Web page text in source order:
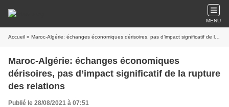
MENU
Accueil » Maroc-Algérie: échanges économiques dérisoires, pas d’impact significatif de la rupture des relations
Maroc-Algérie: échanges économiques
dérisoires, pas d’impact significatif de la rupture
des relations
Publié le 28/08/2021 à 07:51